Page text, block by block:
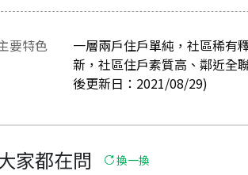
要特色
一層兩戶住戶單純，社區稀有
新，社區住戶素質高、鄰近全
後更新日：2021/08/29)
家都在問 換一換